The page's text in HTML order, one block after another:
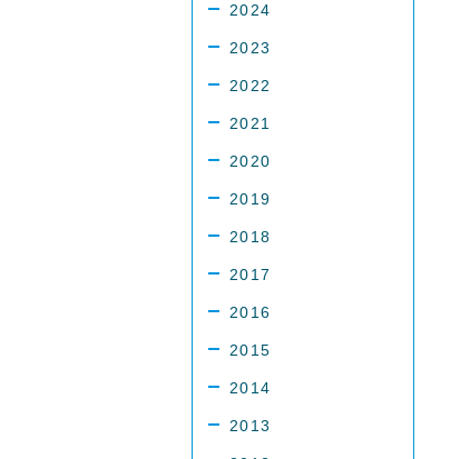
2024
2023
2022
2021
2020
2019
2018
2017
2016
2015
2014
2013